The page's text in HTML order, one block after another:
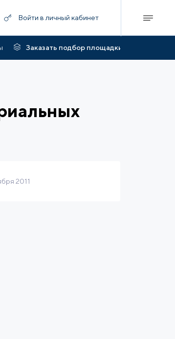
Войти в личный кабинет
Заказать подбор площадки
2011